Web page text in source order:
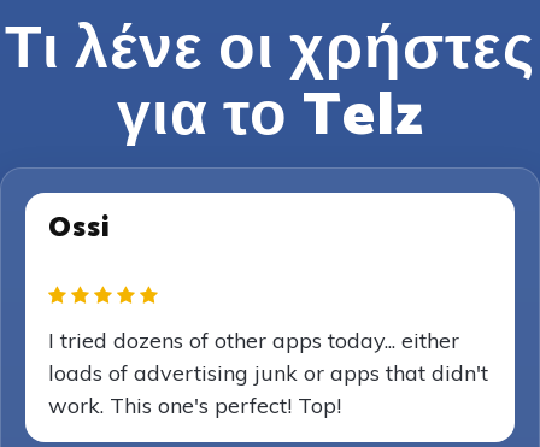
Τι λένε οι χρήστες
για το Telz
Ossi
I tried dozens of other apps today... either
loads of advertising junk or apps that didn't
work. This one's perfect! Top!